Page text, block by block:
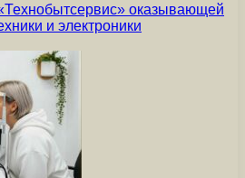
оказывающей
и электроники